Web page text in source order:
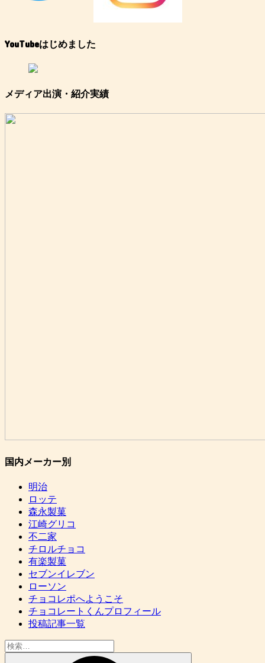
YouTubeはじめました
メディア出演・紹介実績
国内メーカー別
明治
ロッテ
森永製菓
江崎グリコ
不二家
チロルチョコ
有楽製菓
セブンイレブン
ローソン
チョコレポへようこそ
チョコレートくんプロフィール
投稿記事一覧
検
索: